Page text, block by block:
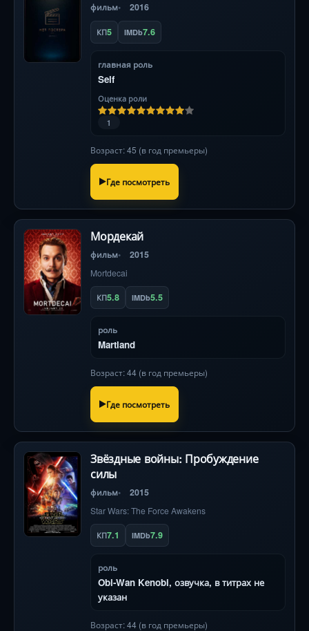
фильм 2016
КП5 IMDb7.6
главная роль
Self
Оценка роли
1
Возраст: 45 (в год премьеры)
Где посмотреть
Мордекай
фильм 2015
Mortdecai
КП5.8 IMDb5.5
роль
Martland
Возраст: 44 (в год премьеры)
Где посмотреть
Звёздные войны: Пробуждение
силы
фильм 2015
Star Wars: The Force Awakens
КП7.1 IMDb7.9
роль
Obi-Wan Kenobi, озвучка, в титрах не
указан
Возраст: 44 (в год премьеры)